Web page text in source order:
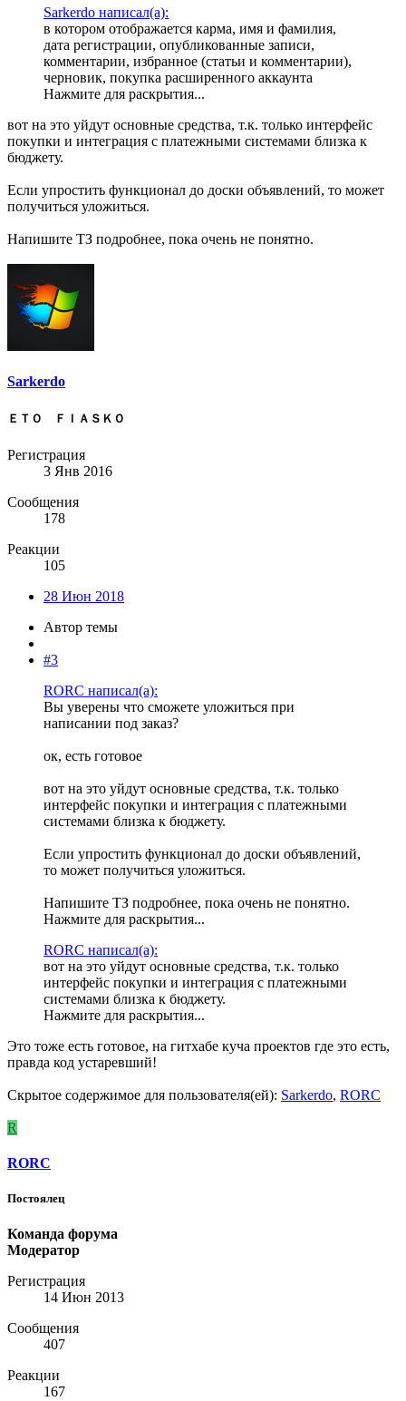
Sarkerdo написал(а):
в котором отображается карма, имя и фамилия,
дата регистрации, опубликованные записи,
комментарии, избранное (статьи и комментарии),
черновик, покупка расширенного аккаунта
Нажмите для раскрытия...
вот на это уйдут основные средства, т.к. только интерфейс
покупки и интеграция с платежными системами близка к
бюджету.
Если упростить функционал до доски объявлений, то может
получиться уложиться.
Напишите ТЗ подробнее, пока очень не понятно.
Sarkerdo
ＥＴＯ ＦＩＡＳＫＯ
Регистрация
3 Янв 2016
Сообщения
178
Реакции
105
28 Июн 2018
Автор темы
#3
RORC написал(а):
Вы уверены что сможете уложиться при
написании под заказ?
ок, есть готовое
вот на это уйдут основные средства, т.к. только
интерфейс покупки и интеграция с платежными
системами близка к бюджету.
Если упростить функционал до доски объявлений,
то может получиться уложиться.
Напишите ТЗ подробнее, пока очень не понятно.
Нажмите для раскрытия...
RORC написал(а):
вот на это уйдут основные средства, т.к. только
интерфейс покупки и интеграция с платежными
системами близка к бюджету.
Нажмите для раскрытия...
Это тоже есть готовое, на гитхабе куча проектов где это есть,
правда код устаревший!
Скрытое содержимое для пользователя(ей): Sarkerdo, RORC
R
RORC
Постоялец
Команда форума
Модератор
Регистрация
14 Июн 2013
Сообщения
407
Реакции
167